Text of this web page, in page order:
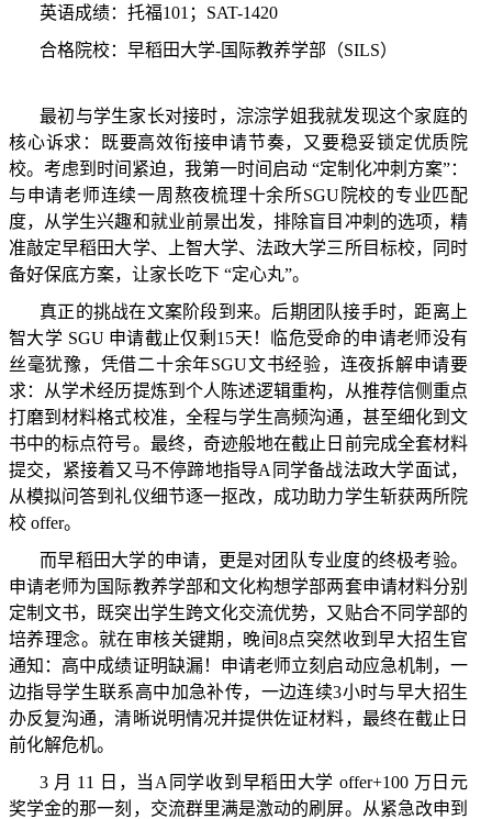
英语成绩：托福101 ； SAT-1420
合格院校：早稻田大学-国际教养学部（SILS）
最初与学生家长对接时，淙淙学姐我就发现这个家庭的
核心诉求：既要高效衔接申请节奏，又要稳妥锁定优质院
校。考虑到时间紧迫，我第一时间启动 “定制化冲刺方案”：
与申请老师连续一周熬夜梳理十余所SGU院校的专业匹配
度，从学生兴趣和就业前景出发，排除盲目冲刺的选项，精
准敲定早稻田大学、上智大学、法政大学三所目标校，同时
备好保底方案，让家长吃下 “定心丸”。
真正的挑战在文案阶段到来。后期团队接手时，距离上
智大学 SGU 申请截止仅剩 15天！临危受命的申请老师没有
丝毫犹豫，凭借二十余年SGU文书经验，连夜拆解申请要
求：从学术经历提炼到个人陈述逻辑重构，从推荐信侧重点
打磨到材料格式校准，全程与学生高频沟通，甚至细化到文
书中的标点符号。最终，奇迹般地在截止日前完成全套材料
提交，紧接着又马不停蹄地指导A 同学备战法政大学面试，
从模拟问答到礼仪细节逐一抠改，成功助力学生斩获两所院
校 offer。
而早稻田大学的申请，更是对团队专业度的终极考验。
申请老师为国际教养学部和文化构想学部两套申请材料分别
定制文书，既突出学生跨文化交流优势，又贴合不同学部的
培养理念。就在审核关键期，晚间8点突然收到早大招生官
通知：高中成绩证明缺漏！申请老师立刻启动应急机制，一
边指导学生联系高中加急补传，一边连续3小时与早大招生
办反复沟通，清晰说明情况并提供佐证材料，最终在截止日
前化解危机。
3 月 11 日，当 A 同学收到早稻田大学 offer+100 万日元
奖学金的那一刻，交流群里满是激动的刷屏。从紧急改申到